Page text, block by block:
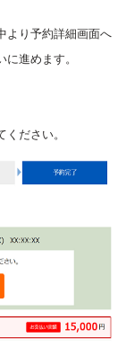
より予約詳細画面へ
進めます。
ださい。